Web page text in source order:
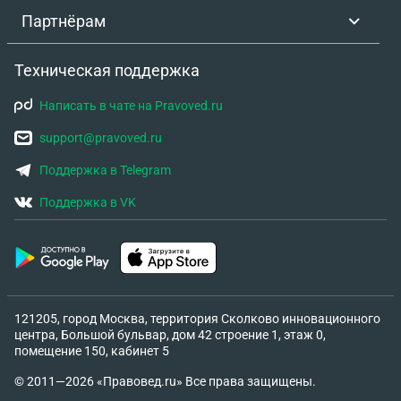
Партнёрам
Техническая поддержка
Написать в чате на Pravoved.ru
support@pravoved.ru
Поддержка в Telegram
Поддержка в VK
121205, город Москва, территория Сколково инновационного
центра, Большой бульвар, дом 42 строение 1, этаж 0,
помещение 150, кабинет 5
© 2011—2026 «Правовед.ru» Все права защищены.